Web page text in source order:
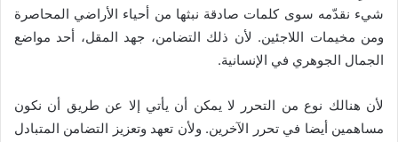
شيء نقدّمه سوى كلمات صادقة نبثها من أحياء الأراضي المحاصرة
ومن مخيمات اللاجئين. لأن ذلك التضامن، جهد المقل، أحد مواضع
الجمال الجوهري في الإنسانية.
لأن هنالك نوع من التحرر لا يمكن أن يأتي إلا عن طريق أن نكون
مساهمين أيضا في تحرر الآخرين. ولأن تعهد وتعزيز التضامن المتبادل